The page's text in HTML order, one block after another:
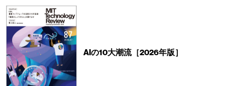
AIの10大潮流［2026年版］